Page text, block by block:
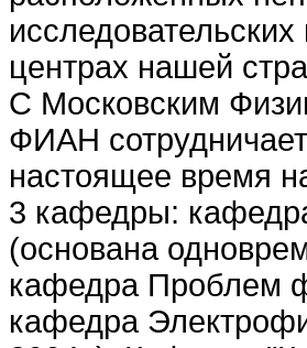
центрах нашей
С Московским
ФИАН
настоящее время
3 кафедры:
(основана
кафедра Проблем
кафедра